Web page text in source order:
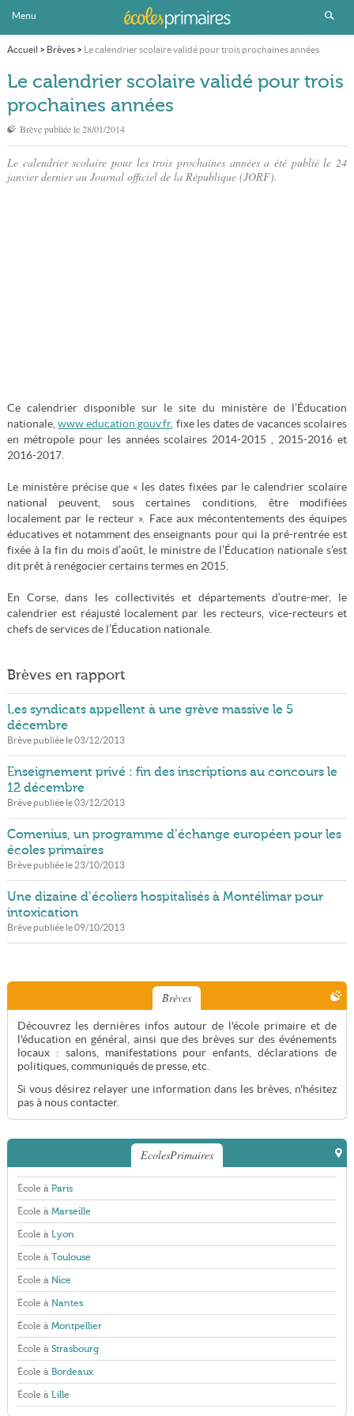
Menu
Accueil > Brèves> Le calendrier scolaire validé pour trois prochaines années
Le calendrier scolaire validé pour trois
prochaines années
Brève publiée le28/01/2014
Le calendrier scolaire pour les trois prochaines années a été publié le 24
janvier dernier au Journal officiel de la République (JORF).
Ce calendrier disponible sur le site du ministère de l’Éducation
nationale,www.education.gouv.fr, fixe les dates de vacances scolaires
en métropole pour les années scolaires 2014-2015 , 2015-2016 et
2016-2017.
Le ministère précise que « les dates fixées par le calendrier scolaire
national peuvent, sous certaines conditions, être modifiées
localement par le recteur ». Face aux mécontentements des équipes
éducatives et notamment des enseignants pour qui la pré-rentrée est
fixée à la fin du mois d’août, le ministre de l’Éducation nationale s’est
dit prêt à renégocier certains termes en 2015.
En Corse, dans les collectivités et départements d’outre-mer, le
calendrier est réajusté localement par les recteurs, vice-recteurs et
chefs de services de l’Éducation nationale.
Brèves en rapport
Les syndicats appellent à une grève massive le 5
décembre
Brève publiée le03/12/2013
Enseignement privé : fin des inscriptions au concours le
12 décembre
Brève publiée le03/12/2013
Comenius, un programme d’échange européen pour les
écoles primaires
Brève publiée le 23/10/2013
Une dizaine d’écoliers hospitalisés à Montélimar pour
intoxication
Brève publiée le09/10/2013
Brèves
Découvrez les dernières infos autour de l'école primaire et de
l'éducation en général, ainsi que des brèves sur des événements
locaux : salons, manifestations pour enfants, déclarations de
politiques, communiqués de presse, etc.
Si vous désirez relayer une information dans les brèves, n'hésitez
pas à nous contacter.
EcolesPrimaires
École à Paris
École à Marseille
École à Lyon
École à Toulouse
École à Nice
École à Nantes
École à Montpellier
École à Strasbourg
École à Bordeaux
École à Lille